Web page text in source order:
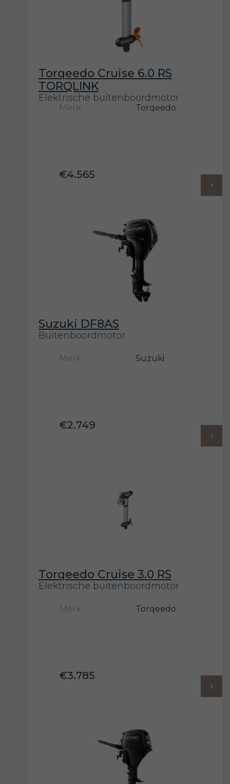
Torqeedo Cruise 6.0 RS
TORQLINK
Elektrische buitenboordmotor
Merk Torqeedo
€4.565
Suzuki DF8AS
Buitenboordmotor
Merk Suzuki
€2.749
Torqeedo Cruise 3.0 RS
Elektrische buitenboordmotor
Merk Torqeedo
€3.785